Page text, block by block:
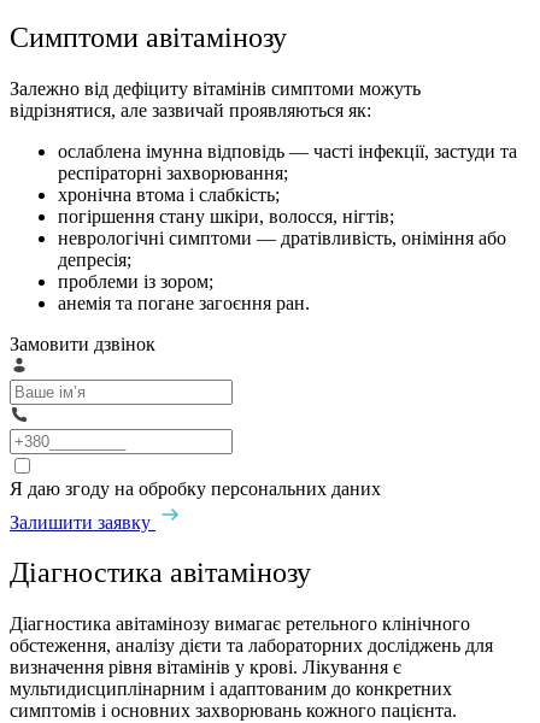
Симптоми авітамінозу
Залежно від дефіциту вітамінів симптоми можуть
відрізнятися, але зазвичай проявляються як:
ослаблена імунна відповідь — часті інфекції, застуди та
респіраторні захворювання;
хронічна втома і слабкість;
погіршення стану шкіри, волосся, нігтів;
неврологічні симптоми — дратівливість, оніміння або
депресія;
проблеми із зором;
анемія та погане загоєння ран.
Замовити дзвінок
Я даю згоду на обробку персональних даних
Залишити заявку
Діагностика авітамінозу
Діагностика авітамінозу вимагає ретельного клінічного
обстеження, аналізу дієти та лабораторних досліджень для
визначення рівня вітамінів у крові. Лікування є
мультидисциплінарним і адаптованим до конкретних
симптомів і основних захворювань кожного пацієнта.